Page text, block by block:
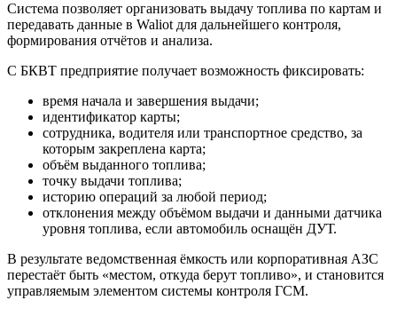
Система позволяет организовать выдачу топлива по картам и
передавать данные в Waliot для дальнейшего контроля,
формирования отчётов и анализа.
С БКВТ предприятие получает возможность фиксировать:
время начала и завершения выдачи;
идентификатор карты;
сотрудника, водителя или транспортное средство, за
которым закреплена карта;
объём выданного топлива;
точку выдачи топлива;
историю операций за любой период;
отклонения между объёмом выдачи и данными датчика
уровня топлива, если автомобиль оснащён ДУТ.
В результате ведомственная ёмкость или корпоративная АЗС
перестаёт быть «местом, откуда берут топливо», и становится
управляемым элементом системы контроля ГСМ.